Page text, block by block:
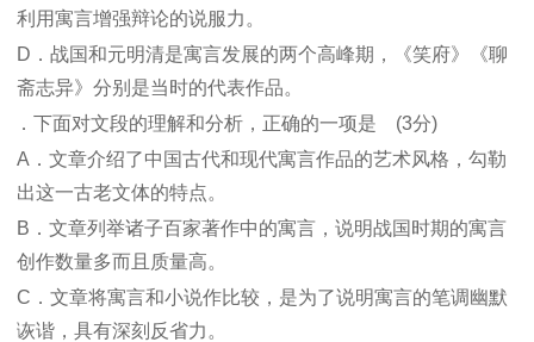
利用寓言增强辩论的说服力。
D．战国和元明清是寓言发展的两个高峰期，《笑府》《聊
斋志异》分别是当时的代表作品。
．下面对文段的理解和分析，正确的一项是 (3分)
A．文章介绍了中国古代和现代寓言作品的艺术风格，勾勒
出这一古老文体的特点。
B．文章列举诸子百家著作中的寓言，说明战国时期的寓言
创作数量多而且质量高。
C．文章将寓言和小说作比较，是为了说明寓言的笔调幽默
诙谐，具有深刻反省力。